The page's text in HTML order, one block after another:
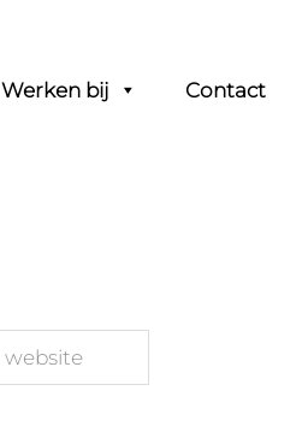
Werken bij Contact